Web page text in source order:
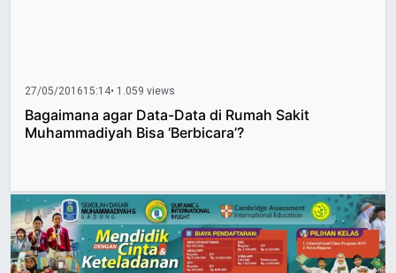
27/05/201615:14• 1.059 views
Bagaimana agar Data-Data di Rumah Sakit
Muhammadiyah Bisa ‘Berbicara’?